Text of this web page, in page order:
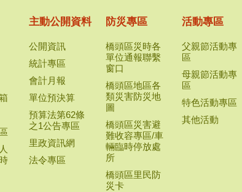
主動公開資料
公開資訊
統計專區
會計月報
單位預決算
預算法第62條
之1公告專區
里政資訊網
法令專區
防災專區
橋頭區災時各
單位通報聯繫
窗口
橋頭區地區各
類災害防災地
圖
橋頭區災害避
難收容專區/車
輛臨時停放處
所
橋頭區里民防
災卡
活動專區
父親節活動專
區
母親節活動專
區
特色活動專區
其他活動